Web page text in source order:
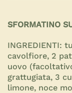
SFORMATINO
INGREDIENTI:
cavolfiore, 2
uovo
grattugiata, 3
limone, noce